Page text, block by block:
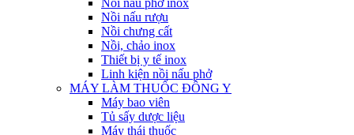
Nồi nấu phở inox
Nồi nấu rượu
Nồi chưng cất
Nồi, chảo inox
Thiết bị y tế inox
Linh kiện nồi nấu phở
MÁY LÀM THUỐC ĐÔNG Y
Máy bao viên
Tủ sấy dược liệu
Máy thái thuốc